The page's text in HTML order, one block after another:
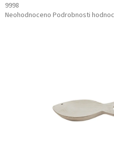
9998
Průměrné
Neohodnoceno Podrobnosti